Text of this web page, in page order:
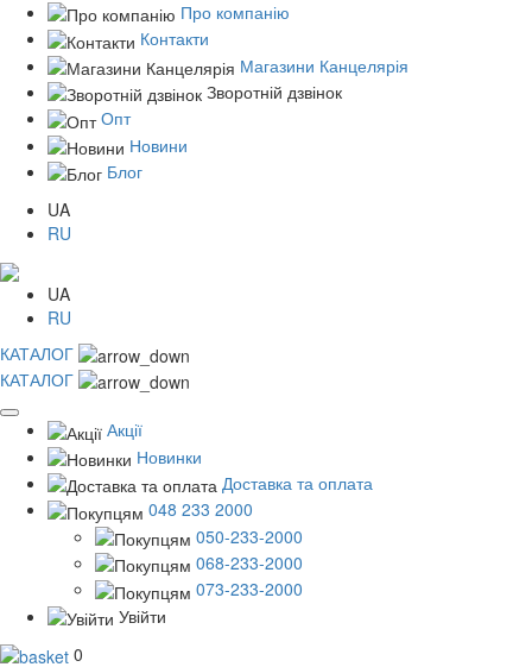
Про компанію
Контакти
Магазини Канцелярія
Зворотній дзвінок
Опт
Новини
Блог
UA
RU
UA
RU
КАТАЛОГ
КАТАЛОГ
Акції
Новинки
Доставка та оплата
048 233 2000
050-233-2000
068-233-2000
073-233-2000
Увійти
0